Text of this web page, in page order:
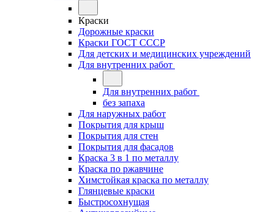
Краски
Дорожные краски
Краски ГОСТ СССР
Для детских и медицинских учреждений
Для внутренних работ
Для внутренних работ
без запаха
Для наружных работ
Покрытия для крыш
Покрытия для стен
Покрытия для фасадов
Краска 3 в 1 по металлу
Краска по ржавчине
Химстойкая краска по металлу
Глянцевые краски
Быстросохнущая